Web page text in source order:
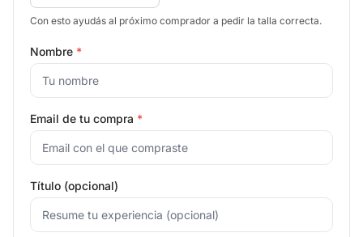
Con esto ayudás al próximo comprador a pedir la talla correcta.
Nombre *
Email de tu compra *
Título (opcional)